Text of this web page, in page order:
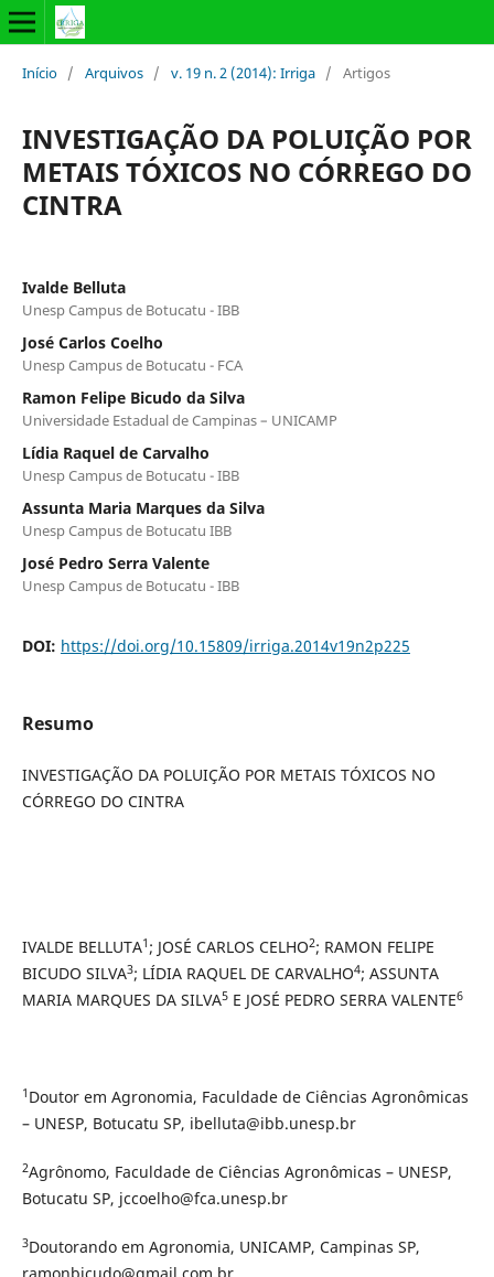
Início / Arquivos / v. 19 n. 2 (2014): Irriga / Artigos
INVESTIGAÇÃO DA POLUIÇÃO POR
METAIS TÓXICOS NO CÓRREGO DO
CINTRA
Ivalde Belluta
Unesp Campus de Botucatu - IBB
José Carlos Coelho
Unesp Campus de Botucatu - FCA
Ramon Felipe Bicudo da Silva
Universidade Estadual de Campinas – UNICAMP
Lídia Raquel de Carvalho
Unesp Campus de Botucatu - IBB
Assunta Maria Marques da Silva
Unesp Campus de Botucatu IBB
José Pedro Serra Valente
Unesp Campus de Botucatu - IBB
DOI: https://doi.org/10.15809/irriga.2014v19n2p225
Resumo
INVESTIGAÇÃO DA POLUIÇÃO POR METAIS TÓXICOS NO
CÓRREGO DO CINTRA
IVALDE BELLUTA1 ; JOSÉ CARLOS CELHO2; RAMON FELIPE
BICUDO SILVA3; LÍDIA RAQUEL DE CARVALHO4; ASSUNTA
MARIA MARQUES DA SILVA5E JOSÉ PEDRO SERRA VALENTE6
1 Doutor em Agronomia, Faculdade de Ciências Agronômicas
– UNESP, Botucatu SP, ibelluta@ibb.unesp.br
2Agrônomo, Faculdade de Ciências Agronômicas – UNESP,
Botucatu SP, jccoelho@fca.unesp.br
3Doutorando em Agronomia, UNICAMP, Campinas SP,